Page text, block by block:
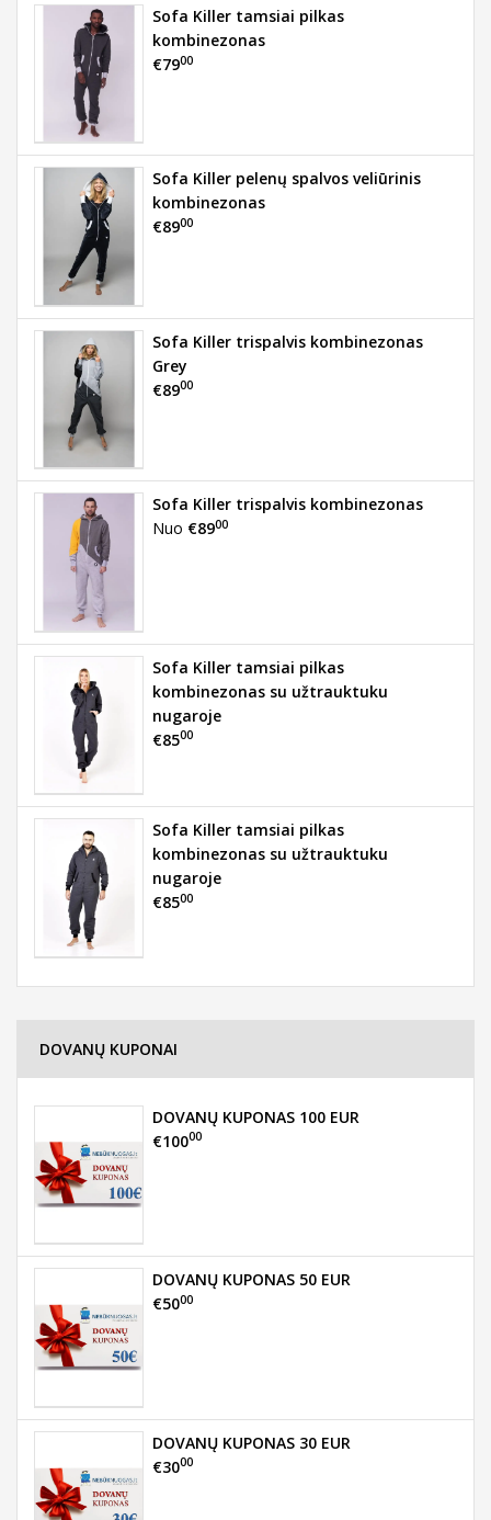
Sofa Killer tamsiai pilkas
kombinezonas
€7900
Sofa Killer pelenų spalvos veliūrinis
kombinezonas
€8900
Sofa Killer trispalvis kombinezonas
Grey
€8900
Sofa Killer trispalvis kombinezonas
Nuo €8900
Sofa Killer tamsiai pilkas
kombinezonas su užtrauktuku
nugaroje
€8500
Sofa Killer tamsiai pilkas
kombinezonas su užtrauktuku
nugaroje
€8500
DOVANŲ KUPONAI
DOVANŲ KUPONAS 100 EUR
€10000
DOVANŲ KUPONAS 50 EUR
€5000
DOVANŲ KUPONAS 30 EUR
€3000